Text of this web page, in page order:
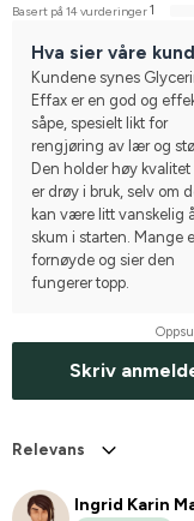
Basert på 14 vurderinger1
Hva sier våre
Kundene synes
Effax er en god og
såpe, spesielt likt for
rengjøring av lær og
Den holder høy kvalitet
er drøy i bruk, selv om
kan være litt vanskelig
skum i starten. Mange
fornøyde og sier den
fungerer topp.
Skriv
Relevans
Ingrid Karin